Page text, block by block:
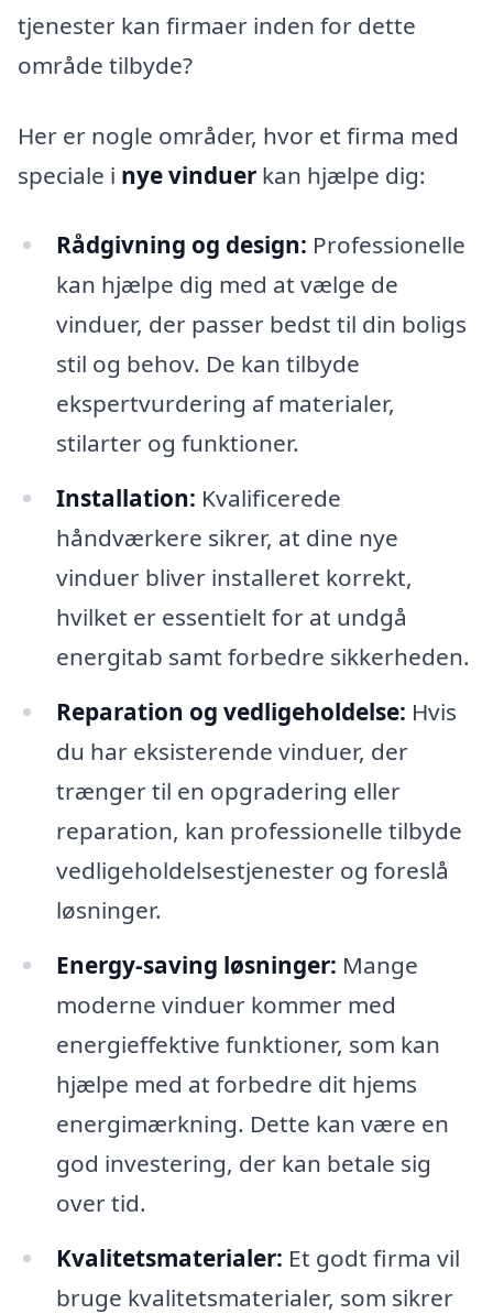
tjenester kan firmaer inden for dette
område tilbyde?
Her er nogle områder, hvor et firma med
speciale i nye vinduer kan hjælpe dig:
Rådgivning og design: Professionelle
kan hjælpe dig med at vælge de
vinduer, der passer bedst til din boligs
stil og behov. De kan tilbyde
ekspertvurdering af materialer,
stilarter og funktioner.
Installation: Kvalificerede
håndværkere sikrer, at dine nye
vinduer bliver installeret korrekt,
hvilket er essentielt for at undgå
energitab samt forbedre sikkerheden.
Reparation og vedligeholdelse: Hvis
du har eksisterende vinduer, der
trænger til en opgradering eller
reparation, kan professionelle tilbyde
vedligeholdelsestjenester og foreslå
løsninger.
Energy-saving løsninger: Mange
moderne vinduer kommer med
energieffektive funktioner, som kan
hjælpe med at forbedre dit hjems
energimærkning. Dette kan være en
god investering, der kan betale sig
over tid.
Kvalitetsmaterialer: Et godt firma vil
bruge kvalitetsmaterialer, som sikrer